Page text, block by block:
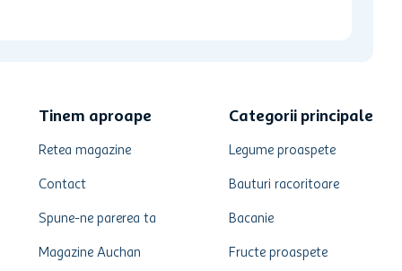
Tinem aproape
Retea magazine
Contact
Spune-ne parerea ta
Magazine Auchan
Categorii principale
Legume proaspete
Bauturi racoritoare
Bacanie
Fructe proaspete